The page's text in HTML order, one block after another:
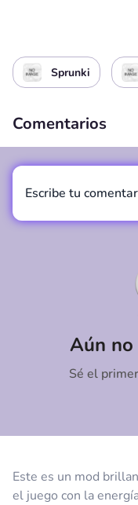
Sprunki
Este es un mod
el juego con la
Comentarios
Aún no
Sé el
Escribe tu